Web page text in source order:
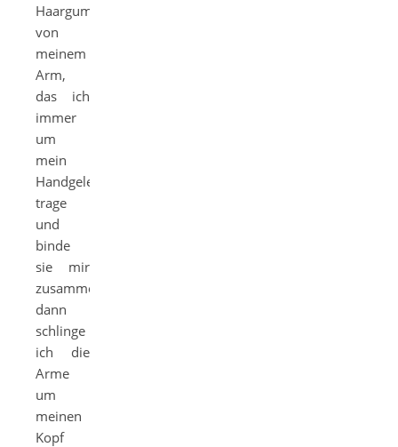
Haargummi
von
meinem
Arm,
das ich
immer
um
mein
Handgelenk
trage
und
binde
sie mir
zusammen,
dann
schlinge
ich die
Arme
um
meinen
Kopf